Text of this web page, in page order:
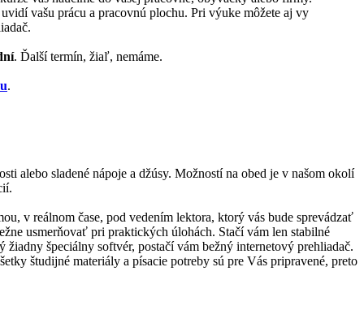
vašu prácu a pracovnú plochu. Pri výuke môžete aj vy
. Ďalší termín, žiaľ, nemáme.
.
alebo sladené nápoje a džúsy. Možností na obed je v našom okolí
v reálnom čase, pod vedením lektora, ktorý vás bude sprevádzať
usmerňovať pri praktických úlohách. Stačí vám len stabilné
špeciálny softvér, postačí vám bežný internetový prehliadač.
študijné materiály a písacie potreby sú pre Vás pripravené, preto